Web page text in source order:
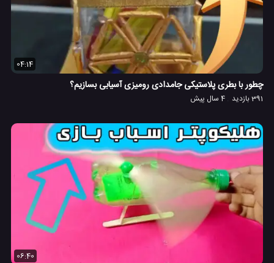
04:14
چطور با بطری پلاستیکی جامدادی رومیزی آسیابی بسازیم؟
391 بازدید 4 سال پیش
06:40